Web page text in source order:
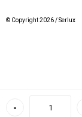
-
© Copyright 2026 / Serlux